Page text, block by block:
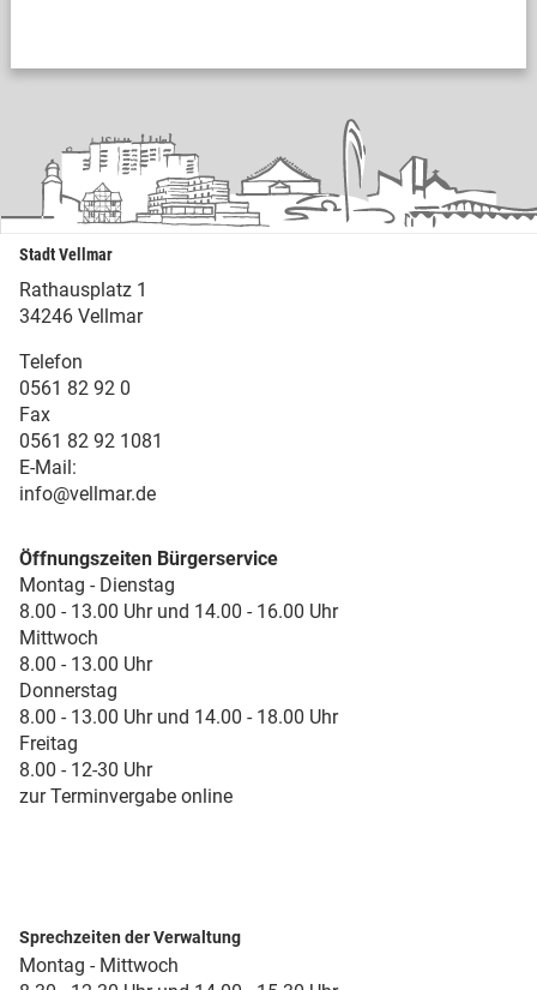
Stadt Vellmar
Rathausplatz 1
34246 Vellmar
Telefon
0561 82 92 0
Fax
0561 82 92 1081
E-Mail:
info@vellmar.de
Öffnungszeiten Bürgerservice
Montag - Dienstag
8.00 - 13.00 Uhr und 14.00 - 16.00 Uhr
Mittwoch
8.00 - 13.00 Uhr
Donnerstag
8.00 - 13.00 Uhr und 14.00 - 18.00 Uhr
Freitag
8.00 - 12-30 Uhr
zur Terminvergabe online
Sprechzeiten der Verwaltung
Montag - Mittwoch